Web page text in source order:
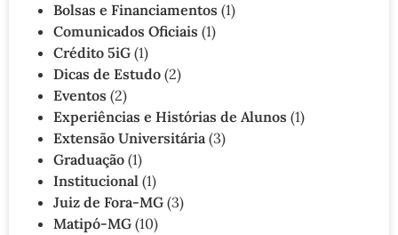
Bolsas e Financiamentos (1)
Comunicados Oficiais (1)
Crédito 5iG (1)
Dicas de Estudo (2)
Eventos (2)
Experiências e Histórias de Alunos (1)
Extensão Universitária (3)
Graduação (1)
Institucional (1)
Juiz de Fora-MG (3)
Matipó-MG (10)